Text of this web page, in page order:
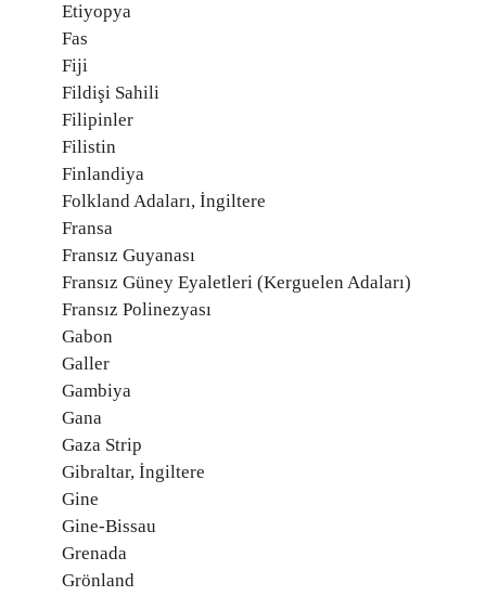
Etiyopya
Fas
Fiji
Fildişi Sahili
Filipinler
Filistin
Finlandiya
Folkland Adaları, İngiltere
Fransa
Fransız Guyanası
Fransız Güney Eyaletleri (Kerguelen Adaları)
Fransız Polinezyası
Gabon
Galler
Gambiya
Gana
Gaza Strip
Gibraltar, İngiltere
Gine
Gine-Bissau
Grenada
Grönland